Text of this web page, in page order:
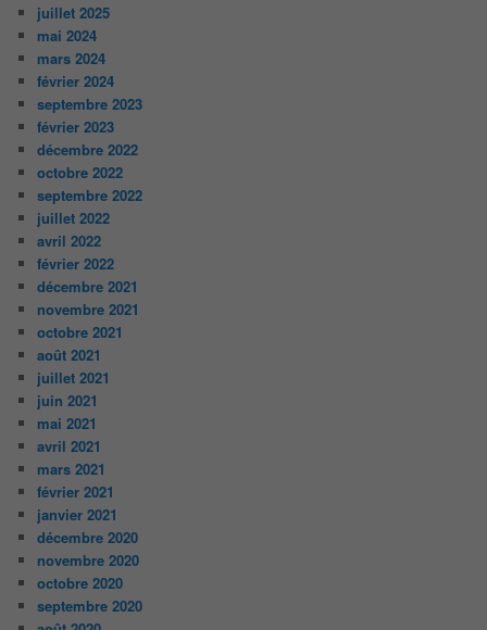
juillet 2025
mai 2024
mars 2024
février 2024
septembre 2023
février 2023
décembre 2022
octobre 2022
septembre 2022
juillet 2022
avril 2022
février 2022
décembre 2021
novembre 2021
octobre 2021
août 2021
juillet 2021
juin 2021
mai 2021
avril 2021
mars 2021
février 2021
janvier 2021
décembre 2020
novembre 2020
octobre 2020
septembre 2020